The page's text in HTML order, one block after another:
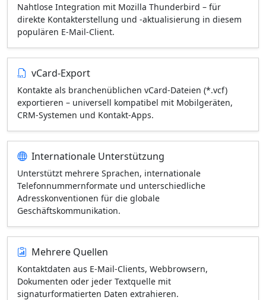
Nahtlose Integration mit Mozilla Thunderbird – für
direkte Kontakterstellung und -aktualisierung in diesem
populären E-Mail-Client.
vCard-Export
Kontakte als branchenüblichen vCard-Dateien (*.vcf)
exportieren – universell kompatibel mit Mobilgeräten,
CRM-Systemen und Kontakt-Apps.
Internationale Unterstützung
Unterstützt mehrere Sprachen, internationale
Telefonnummernformate und unterschiedliche
Adresskonventionen für die globale
Geschäftskommunikation.
Mehrere Quellen
Kontaktdaten aus E-Mail-Clients, Webbrowsern,
Dokumenten oder jeder Textquelle mit
signaturformatierten Daten extrahieren.